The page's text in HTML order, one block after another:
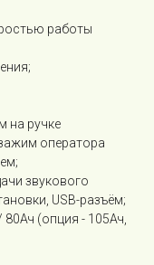
работы
на ручке
оператора
звукового
USB-разъём;
(опция - 105Ач,